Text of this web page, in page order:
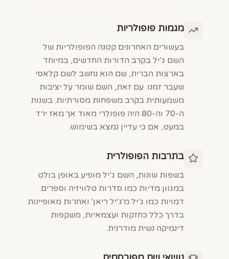
מגמות פופולריות
בעשורים האחרונים קטנה הפופולריות של
השם ג’יל בקרב הדורות החדשים, במיוחד
בארצות הברית, שם הוא נחשב לשם קלאסי
שעבר זמנו. עם זאת, השם שומר על יציבות
משמעותית בקרב משפחות מסורתיות. בשנות
ה-70 וה-80 היה פופולרי מאוד אך מאז ירד
במעט, אם כי עדיין נמצא בשימוש.
בתרבות הפופולרית
בשפות שונות, השם ג’יל מופיע באופן בולט
במגוון מדיות כמו סדרות טלוויזיה וספרים.
דמויות כמו ג’יל מ'ג’יל ריאן' ואחרות מאופיינות
בדרך כלל כחזקות ועצמאיות, משקפות
דינמיקה נשית מודרנית.